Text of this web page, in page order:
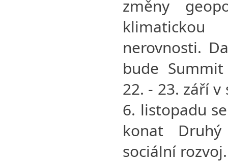
změny
nerovnosti.
bude
22. - 23. září v
6. listopadu
konat
sociální rozvoj.